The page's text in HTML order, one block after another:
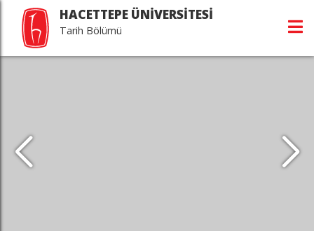
HACETTEPE ÜNİVERSİTESİ
Tarih Bölümü